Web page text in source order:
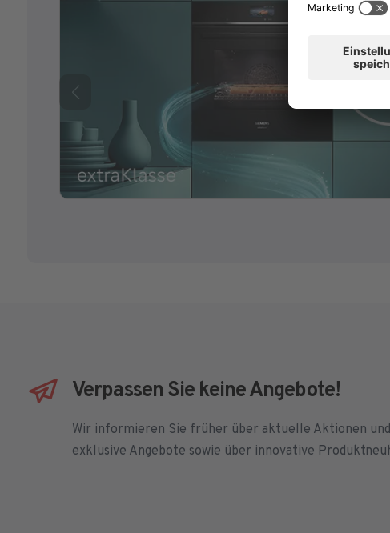
Verpassen Sie keine Angebote!
Wir informieren Sie früher über aktuelle Aktionen und
exklusive Angebote sowie über innovative